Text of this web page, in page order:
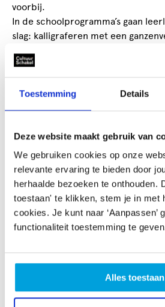
Toestemming Details
Deze website maakt gebruik van
We gebruiken cookies op onze
relevante ervaring te bieden door
herhaalde bezoeken te onthouden.
toestaan' te klikken, stem je in met
cookies. Je kunt naar ‘Aanpassen’
functionaliteit toestemming te
Alles toestaan
voorbij.
In de schoolprogramma’s gaan
slag: kalligraferen met een
scheppen of experimenteren met
Zo ontdekken ze hoe woorden,
samen een verhaal vormen. Een
Rijksmuseum Meermanno is
ervaren. Actief leren dat je niet
Gerelateerd aanbod